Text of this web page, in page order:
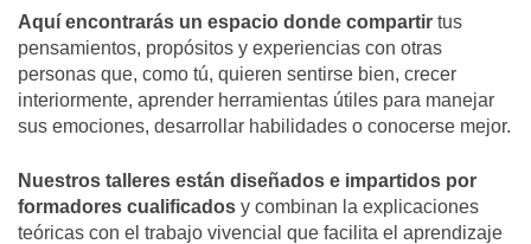
Aquí encontrarás un espacio donde compartir tus
pensamientos, propósitos y experiencias con otras
personas que, como tú, quieren sentirse bien, crecer
interiormente, aprender herramientas útiles para manejar
sus emociones, desarrollar habilidades o conocerse mejor.
Nuestros talleres están diseñados e impartidos por
formadores cualificados y combinan la explicaciones
teóricas con el trabajo vivencial que facilita el aprendizaje